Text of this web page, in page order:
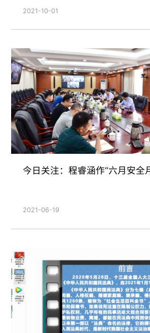
2021-10-01
今日关注：程睿涵作“六月安全
2021-06-19